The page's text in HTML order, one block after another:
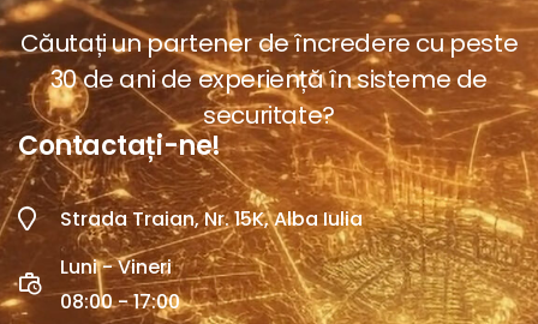
Căutați un partener de încredere cu peste
30 de ani de experiență în sisteme de
securitate?
Contactați-ne!
Strada Traian, Nr. 15K, Alba Iulia
Luni - Vineri
08:00 - 17:00